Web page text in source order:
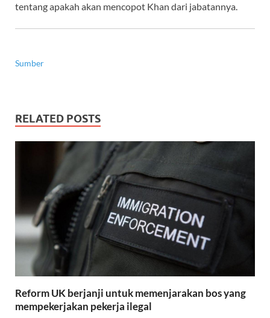
tentang apakah akan mencopot Khan dari jabatannya.
Sumber
RELATED POSTS
Reform UK berjanji untuk memenjarakan bos yang
mempekerjakan pekerja ilegal